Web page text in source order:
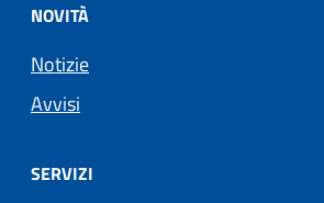
NOVITÀ
Notizie
Avvisi
SERVIZI